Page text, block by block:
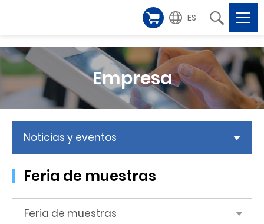
ES
Empresa
Noticias y eventos
Feria de muestras
Feria de muestras